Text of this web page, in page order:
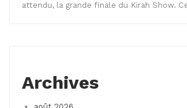
attendu, la grande finale du Kirah Show.
Archives